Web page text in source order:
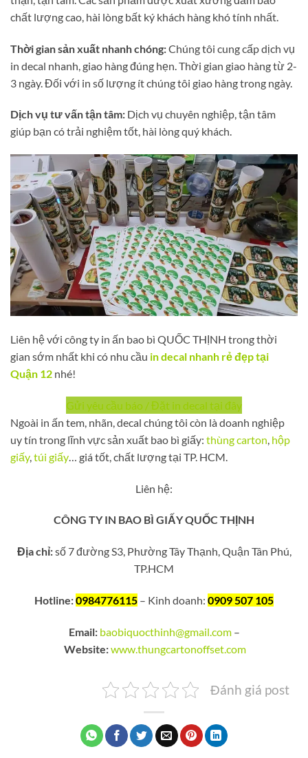
chất lượng cao, hài lòng bất ký khách hàng khó tính nhất.
Thời gian sản xuất nhanh chóng:Chúng tôi cung cấp dịch vụ
in decal nhanh, giao hàng đúng hẹn. Thời gian giao hàng từ 2-
3 ngày. Đối với in số lượng ít chúng tôi giao hàng trong ngày.
Dịch vụ tư vấn tận tâm: Dịch vụ chuyên nghiệp, tận tâm
giúp bạn có trải nghiệm tốt, hài lòng quý khách.
Liên hệ với công ty in ấn bao bì QUỐC THỊNH trong thời
gian sớm nhất khi có nhu cầu in decal nhanh rẻ đẹp tại
Quận 12 nhé!
Gửi yêu cầu báo / Đặt in decal tại đây
Ngoài in ấn tem, nhãn, decal chúng tôi còn là doanh nghiệp
uy tín trong lĩnh vực sản xuất bao bì giấy: thùng carton, hộp
giấy,túi giấy… giá tốt, chất lượng tại TP. HCM.
Liên hệ:
CÔNG TY IN BAO BÌ GIẤY QUỐC THỊNH
Địa chỉ:số 7 đường S3, Phường Tây Thạnh, Quận Tân Phú,
TP.HCM
Hotline:0984776115 – Kinh doanh: 0909 507 105
Email: baobiquocthinh@gmail.com–
Website:www.thungcartonoffset.com
Đánh giá post